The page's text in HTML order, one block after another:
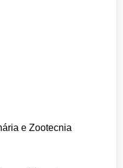
e Zootecnia